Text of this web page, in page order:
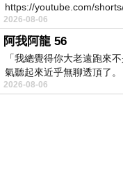
https://youtube.com/
https
2026-08-06
阿我阿龍 56
「我總覺得你大老遠跑來
氣聽起來近乎無聊透頂了
2026-08-06